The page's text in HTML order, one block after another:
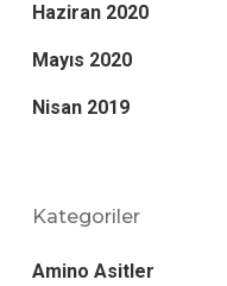
Haziran 2020
Mayıs 2020
Nisan 2019
Kategoriler
Amino Asitler